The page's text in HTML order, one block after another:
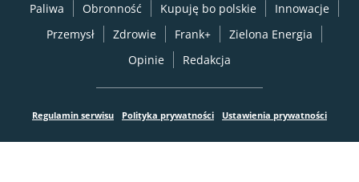
Paliwa
Obronność Kupuję bo polskie
Innowacje
Przemysł
Zdrowie Frank+
Zielona Energia
Opinie
Redakcja
Regulamin serwisu Polityka prywatności Ustawienia prywatności